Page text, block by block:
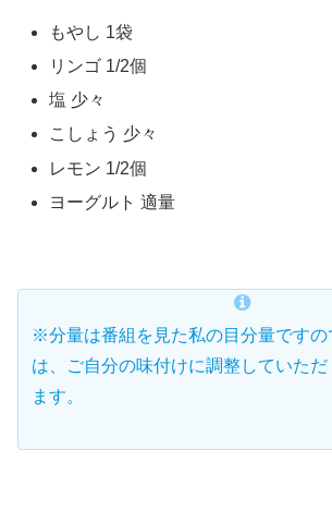
もやし 1袋
リンゴ 1/2個
塩 少々
こしょう 少々
レモン 1/2個
ヨーグルト 適量
※分量は番組を見た私の目分量ですの
は、ご自分の味付けに調整していた
ます。